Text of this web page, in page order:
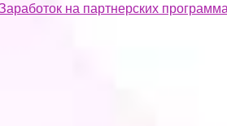
на партнерских